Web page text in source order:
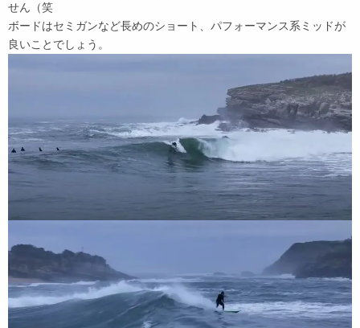
せん（笑
ボードはセミガンなど長めのショート、パフォーマンス系ミッドが
良いことでしょう。